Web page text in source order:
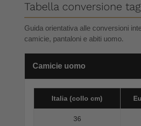
Tabella conversione
Guida orientativa alle conversioni
camicie, pantaloni e abiti uomo.
Camicie uomo
Italia (collo cm)
36